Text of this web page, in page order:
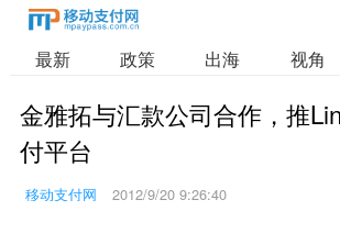
最新 政策 出海 视角
金雅拓与汇款公司合作，推
付平台
移动支付网 2012/9/20 9:26:40